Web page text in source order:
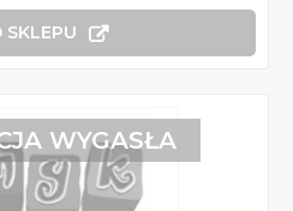
SKLEPU
WYGASŁA